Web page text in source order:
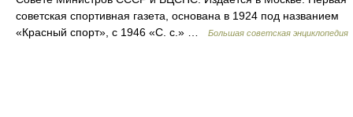
советская спортивная газета, основана в 1924 под названием
«Красный спорт», с 1946 «С. с.» …
Большая советская энциклопедия